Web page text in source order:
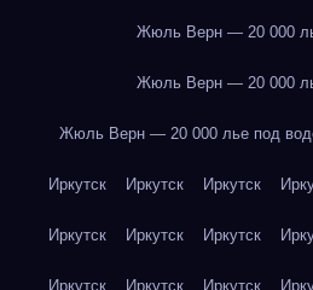
Жюль Верн — 20 000
Жюль Верн — 20 000
Жюль Верн — 20 000 лье под
Иркутск Иркутск Иркутск
Иркутск Иркутск Иркутск
Иркутск Иркутск Иркутск